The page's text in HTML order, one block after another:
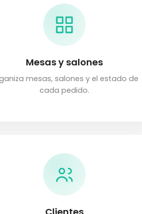
Mesas y salones
mesas, salones y el estado de
cada pedido.